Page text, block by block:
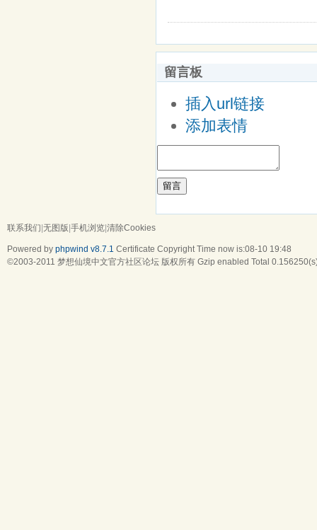
留言板
插入url链接
添加表情
留言
联系我们|无图版|手机浏览|清除Cookies
Powered by phpwind v8.7.1 Certificate Copyright Time now is:08-10 19:48
©2003-2011 梦想仙境中文官方社区论坛 版权所有 Gzip enabled Total